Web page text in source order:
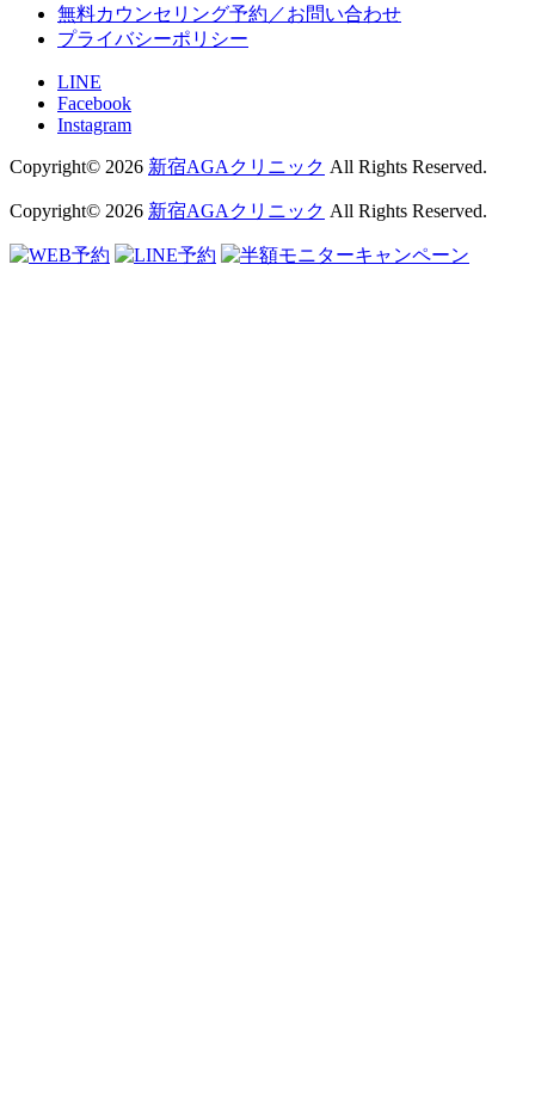
無料カウンセリング予約／お問い合わせ
プライバシーポリシー
LINE
Facebook
Instagram
Copyright© 2026 新宿AGAクリニック All Rights Reserved.
Copyright© 2026 新宿AGAクリニック All Rights Reserved.